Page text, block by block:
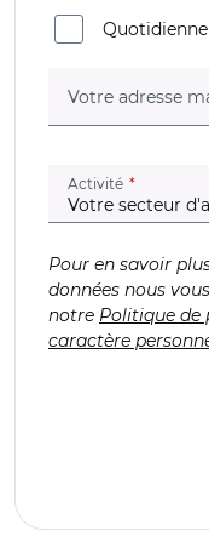
Quotidienne
Votre adresse
Activité (champ
Pour en savoir
données nous
notre Politique de
caractère